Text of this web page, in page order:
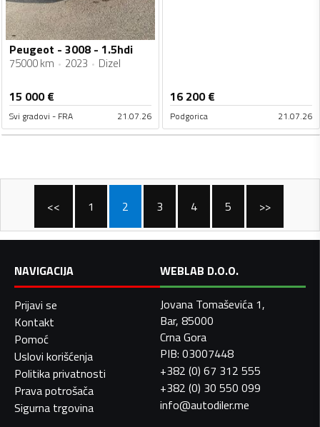
Peugeot - 3008 - 1.5hdi
75000 km 2023 Dizel
15 000€
Svi gradovi - FRA 21.07.26
16 200€
Podgorica 21.07.26
<< 1 2 3 4 5 >>
NAVIGACIJA
Prijavi se
Kontakt
Pomoć
Uslovi korišćenja
Politika privatnosti
Prava potrošača
Sigurna trgovina
WEBLAB D.O.O.
Jovana Tomaševića 1,
Bar, 85000
Crna Gora
PIB: 03007448
+382 (0) 67 312 555
+382 (0) 30 550 099
info@autodiler.me